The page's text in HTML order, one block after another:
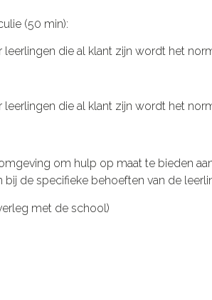
(50 min):
die al klant zijn wordt het
die al klant zijn wordt het
om hulp op maat te bieden
de specifieke behoeften van de
met de school)